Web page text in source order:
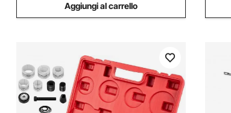
Aggiungi al carrello